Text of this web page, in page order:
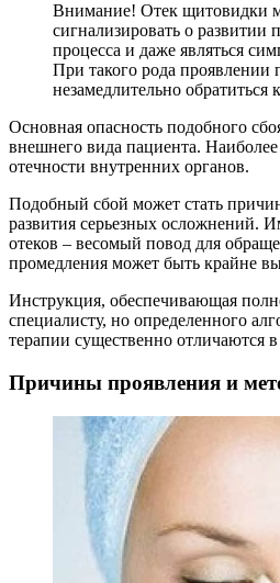
Внимание! Отек щитовидки
сигнализировать о развитии
процесса и даже являться
При такого рода проявлении
незамедлительно обратиться
Основная опасность подобного
внешнего вида пациента.
отечности внутренних органов.
Подобный сбой может стать
развития серьезных осложнений.
отеков – весомый повод для
промедления может быть крайне
Инструкция, обеспечивающая
специалисту, но определенного
терапии существенно отличаются
Причины проявления и